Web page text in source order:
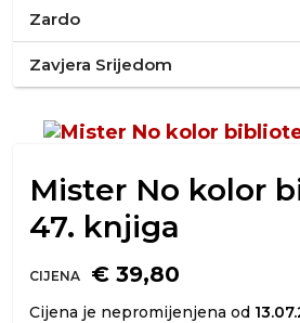
Zardo
Zavjera Srijedom
Mister No kolor
47. knjiga
CIJENA € 39,80
Cijena je nepromijenjena od